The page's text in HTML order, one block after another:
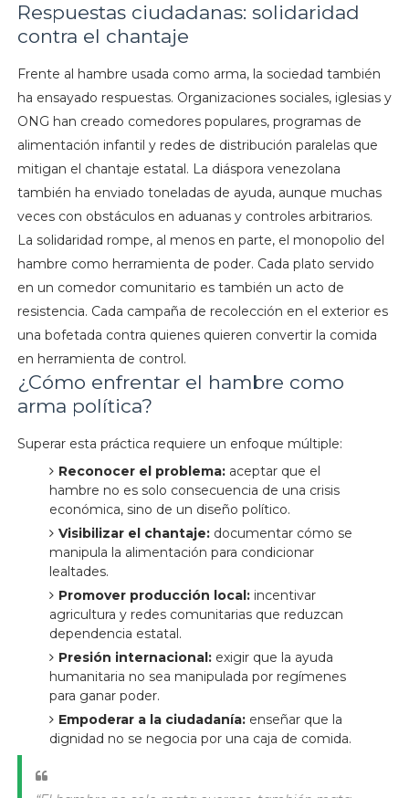
Respuestas ciudadanas: solidaridad
contra el chantaje
Frente al hambre usada como arma, la sociedad también
ha ensayado respuestas. Organizaciones sociales, iglesias y
ONG han creado comedores populares, programas de
alimentación infantil y redes de distribución paralelas que
mitigan el chantaje estatal. La diáspora venezolana
también ha enviado toneladas de ayuda, aunque muchas
veces con obstáculos en aduanas y controles arbitrarios.
La solidaridad rompe, al menos en parte, el monopolio del
hambre como herramienta de poder. Cada plato servido
en un comedor comunitario es también un acto de
resistencia. Cada campaña de recolección en el exterior es
una bofetada contra quienes quieren convertir la comida
en herramienta de control.
¿Cómo enfrentar el hambre como
arma política?
Superar esta práctica requiere un enfoque múltiple:
Reconocer el problema:aceptar que el
hambre no es solo consecuencia de una crisis
económica, sino de un diseño político.
Visibilizar el chantaje:documentar cómo se
manipula la alimentación para condicionar
lealtades.
Promover producción local:incentivar
agricultura y redes comunitarias que reduzcan
dependencia estatal.
Presión internacional:exigir que la ayuda
humanitaria no sea manipulada por regímenes
para ganar poder.
Empoderar a la ciudadanía:enseñar que la
dignidad no se negocia por una caja de comida.